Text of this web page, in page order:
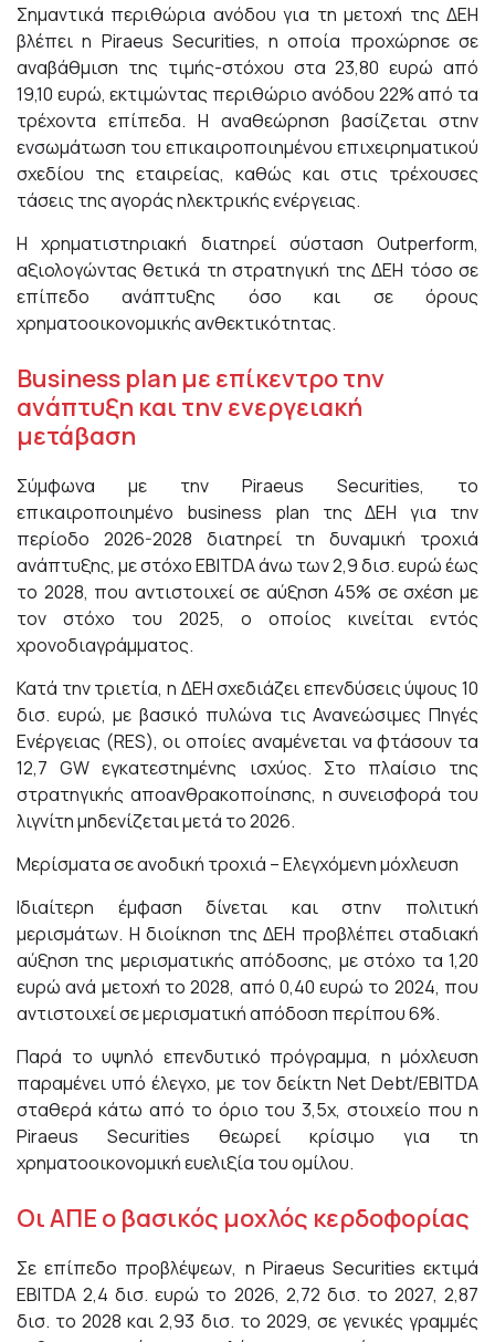
Σημαντικά περιθώρια ανόδου για τη μετοχή της ΔΕΗ
βλέπει η Piraeus Securities, η οποία προχώρησε σε
αναβάθμιση της τιμής-στόχου στα 23,80 ευρώ από
19,10 ευρώ, εκτιμώντας περιθώριο ανόδου 22% από τα
τρέχοντα επίπεδα. Η αναθεώρηση βασίζεται στην
ενσωμάτωση του επικαιροποιημένου επιχειρηματικού
σχεδίου της εταιρείας, καθώς και στις τρέχουσες
τάσεις της αγοράς ηλεκτρικής ενέργειας.
Η χρηματιστηριακή διατηρεί σύσταση Outperform,
αξιολογώντας θετικά τη στρατηγική της ΔΕΗ τόσο σε
επίπεδο ανάπτυξης όσο και σε όρους
χρηματοοικονομικής ανθεκτικότητας.
Business plan με επίκεντρο την
ανάπτυξη και την ενεργειακή
μετάβαση
Σύμφωνα με την Piraeus Securities, το
επικαιροποιημένο business plan της ΔΕΗ για την
περίοδο 2026-2028 διατηρεί τη δυναμική τροχιά
ανάπτυξης, με στόχο EBITDA άνω των 2,9 δισ. ευρώ έως
το 2028, που αντιστοιχεί σε αύξηση 45% σε σχέση με
τον στόχο του 2025, ο οποίος κινείται εντός
χρονοδιαγράμματος.
Κατά την τριετία, η ΔΕΗ σχεδιάζει επενδύσεις ύψους 10
δισ. ευρώ, με βασικό πυλώνα τις Ανανεώσιμες Πηγές
Ενέργειας (RES), οι οποίες αναμένεται να φτάσουν τα
12,7 GW εγκατεστημένης ισχύος. Στο πλαίσιο της
στρατηγικής αποανθρακοποίησης, η συνεισφορά του
λιγνίτη μηδενίζεται μετά το 2026.
Μερίσματα σε ανοδική τροχιά – Ελεγχόμενη μόχλευση
Ιδιαίτερη έμφαση δίνεται και στην πολιτική
μερισμάτων. Η διοίκηση της ΔΕΗ προβλέπει σταδιακή
αύξηση της μερισματικής απόδοσης, με στόχο τα 1,20
ευρώ ανά μετοχή το 2028, από 0,40 ευρώ το 2024, που
αντιστοιχεί σε μερισματική απόδοση περίπου 6%.
Παρά το υψηλό επενδυτικό πρόγραμμα, η μόχλευση
παραμένει υπό έλεγχο, με τον δείκτη Net Debt/EBITDA
σταθερά κάτω από το όριο του 3,5x, στοιχείο που η
Piraeus Securities θεωρεί κρίσιμο για τη
χρηματοοικονομική ευελιξία του ομίλου.
Οι ΑΠΕ ο βασικός μοχλός κερδοφορίας
Σε επίπεδο προβλέψεων, η Piraeus Securities εκτιμά
EBITDA 2,4 δισ. ευρώ το 2026, 2,72 δισ. το 2027, 2,87
δισ. το 2028 και 2,93 δισ. το 2029, σε γενικές γραμμές